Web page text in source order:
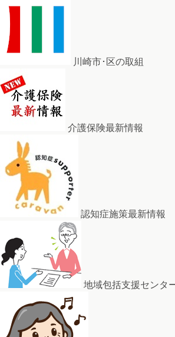
川崎市･区の取組
介護保険最新情報
認知症施策最新情報
地域包括支援センタ